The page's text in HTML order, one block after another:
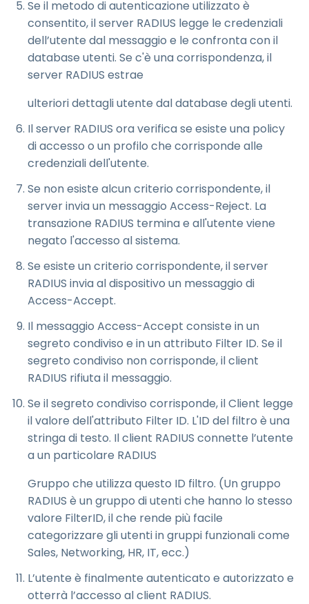
Se il metodo di autenticazione utilizzato è
consentito, il server RADIUS legge le credenziali
dell’utente dal messaggio e le confronta con il
database utenti. Se c'è una corrispondenza, il
server RADIUS estrae
ulteriori dettagli utente dal database degli utenti.
Il server RADIUS ora verifica se esiste una policy
di accesso o un profilo che corrisponde alle
credenziali dell'utente.
Se non esiste alcun criterio corrispondente, il
server invia un messaggio Access-Reject. La
transazione RADIUS termina e all'utente viene
negato l'accesso al sistema.
Se esiste un criterio corrispondente, il server
RADIUS invia al dispositivo un messaggio di
Access-Accept.
Il messaggio Access-Accept consiste in un
segreto condiviso e in un attributo Filter ID. Se il
segreto condiviso non corrisponde, il client
RADIUS rifiuta il messaggio.
Se il segreto condiviso corrisponde, il Client legge
il valore dell'attributo Filter ID. L'ID del filtro è una
stringa di testo. Il client RADIUS connette l’utente
a un particolare RADIUS
Gruppo che utilizza questo ID filtro. (Un gruppo
RADIUS è un gruppo di utenti che hanno lo stesso
valore FilterID, il che rende più facile
categorizzare gli utenti in gruppi funzionali come
Sales, Networking, HR, IT, ecc.)
L’utente è finalmente autenticato e autorizzato e
otterrà l’accesso al client RADIUS.